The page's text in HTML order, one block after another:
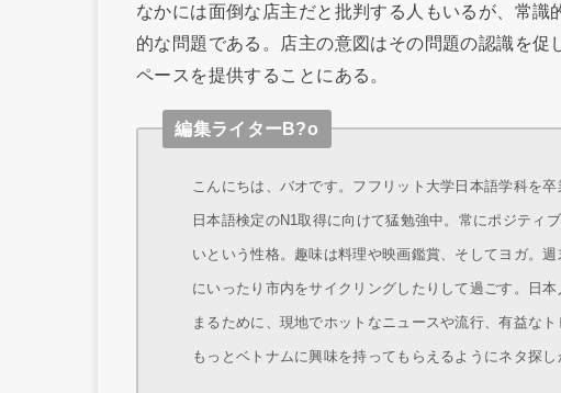
なかには面倒な店主だと批判する人もいるが、常
的な問題である。店主の意図はその問題の認識を
ペースを提供することにある。
編集ライターB?o
こんにちは、バオです。フフリット大学日本語学科を卒
日本語検定のN1取得に向けて猛勉強中。常にポジティ
いという性格。趣味は料理や映画鑑賞、そしてヨガ。
にいったり市内をサイクリングしたりして過ごす。日
まるために、現地でホットなニュースや流行、有益なト
もっとベトナムに興味を持ってもらえるようにネタ探し